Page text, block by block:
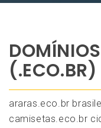
(.ECO.BR)
araras.eco.br
camisetas.eco.br